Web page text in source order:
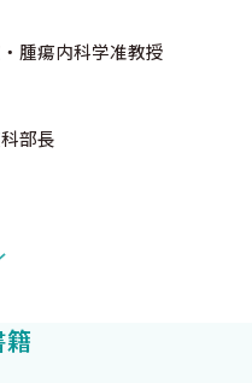
？ 〈藤田浩之〉
〈伊藤仁美 藤田浩之〉
解期に同種移植は必要か？
球コントロールの方法
法は？ 〈竹下明裕 安達美
腫瘍内科学准教授
部長
籍